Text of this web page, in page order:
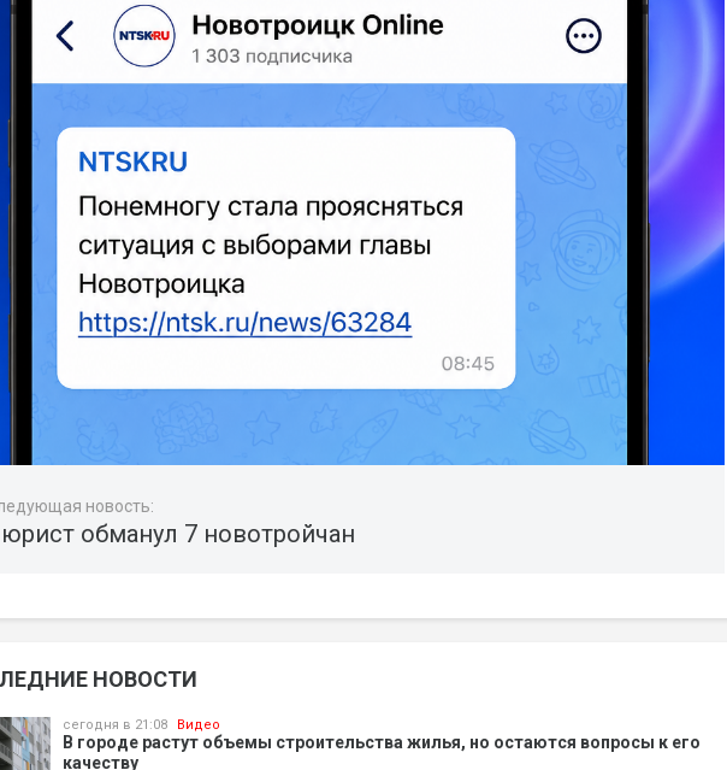
новость:
обманул 7 новотройчан
НОВОСТИ
сегодня в 21:08 Видео
В городе растут объемы строительства жилья, но остаются вопросы к его
качеству